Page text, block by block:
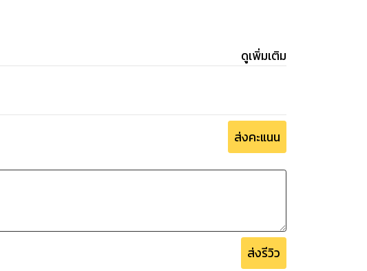
ดูเพิ่มเติม
ส่งคะแนน
ส่งรีวิว